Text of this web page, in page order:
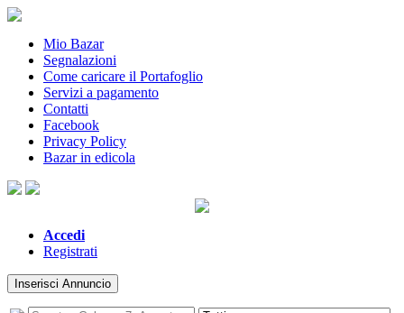
Mio Bazar
Segnalazioni
Come caricare il Portafoglio
Servizi a pagamento
Contatti
Facebook
Privacy Policy
Bazar in edicola
Accedi
Registrati
Inserisci Annuncio